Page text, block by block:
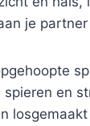
je
en
losgemaakt